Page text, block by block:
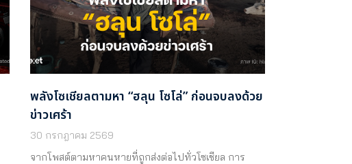
พลังโซเชียลตามหา “ฮลุน โซโล่” ก่อนจบลงด้วย
ข่าวเศร้า
30 กรกฎาคม 2569
จากโพสต์ตามหาคนหายที่ถูกส่งต่อไปทั่วโซเชียล การ